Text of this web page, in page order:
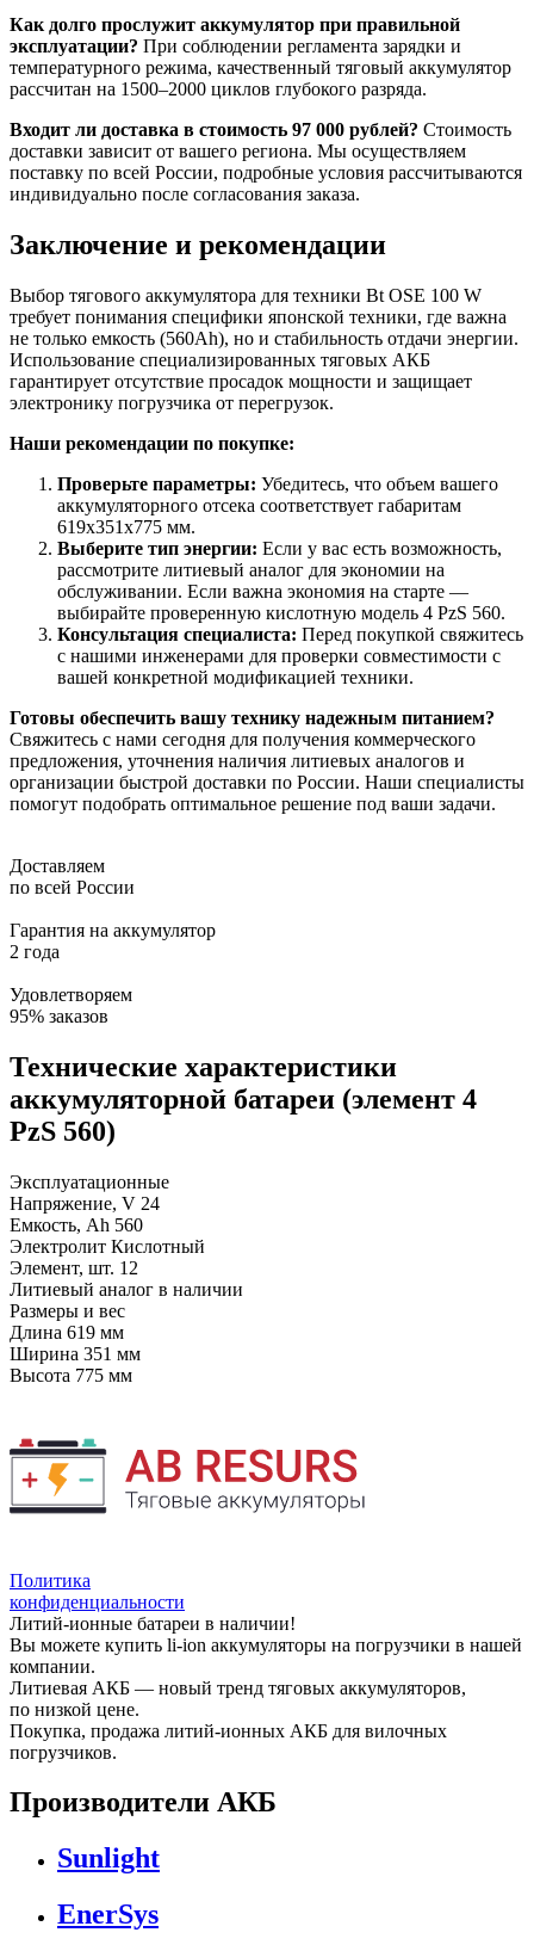
Как долго прослужит аккумулятор при правильной
эксплуатации? При соблюдении регламента зарядки и
температурного режима, качественный тяговый аккумулятор
рассчитан на 1500–2000 циклов глубокого разряда.
Входит ли доставка в стоимость 97 000 рублей? Стоимость
доставки зависит от вашего региона. Мы осуществляем
поставку по всей России, подробные условия рассчитываются
индивидуально после согласования заказа.
Заключение и рекомендации
Выбор тягового аккумулятора для техники Bt OSE 100 W
требует понимания специфики японской техники, где важна
не только емкость (560Ah), но и стабильность отдачи энергии.
Использование специализированных тяговых АКБ
гарантирует отсутствие просадок мощности и защищает
электронику погрузчика от перегрузок.
Наши рекомендации по покупке:
Проверьте параметры: Убедитесь, что объем вашего
аккумуляторного отсека соответствует габаритам
619x351x775 мм.
Выберите тип энергии: Если у вас есть возможность,
рассмотрите литиевый аналог для экономии на
обслуживании. Если важна экономия на старте —
выбирайте проверенную кислотную модель 4 PzS 560.
Консультация специалиста: Перед покупкой свяжитесь
с нашими инженерами для проверки совместимости с
вашей конкретной модификацией техники.
Готовы обеспечить вашу технику надежным питанием?
Свяжитесь с нами сегодня для получения коммерческого
предложения, уточнения наличия литиевых аналогов и
организации быстрой доставки по России. Наши специалисты
помогут подобрать оптимальное решение под ваши задачи.
Доставляем
по всей России
Гарантия на аккумулятор
2 года
Удовлетворяем
95% заказов
Технические характеристики
аккумуляторной батареи (элемент 4
PzS 560)
Эксплуатационные
Напряжение, V 24
Емкость, Ah 560
Электролит Кислотный
Элемент, шт. 12
Литиевый аналог в наличии
Размеры и вес
Длина 619 мм
Ширина 351 мм
Высота 775 мм
Политика
конфиденциальности
Литий-ионные батареи в наличии!
Вы можете купить li-ion аккумуляторы на погрузчики в нашей
компании.
Литиевая АКБ — новый тренд тяговых аккумуляторов,
по низкой цене.
Покупка, продажа литий-ионных АКБ для вилочных
погрузчиков.
Производители АКБ
Sunlight
EnerSys